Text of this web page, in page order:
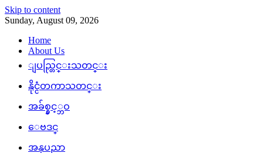
Skip to content
Sunday, August 09, 2026
Home
About Us
ျပည္တြင္းသတင္း
နိုင္ငံတကာသတင္း
အခ်စ္နွင့္ဘဝ
ေဗဒင္
အနုပညာ